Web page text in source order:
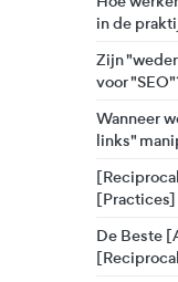
in de
Zijn
voor
Wanneer
links"
[Practices]
De Beste